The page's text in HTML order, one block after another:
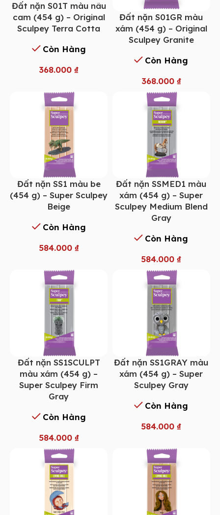
Đất nặn S01T màu nâu
cam (454 g) – Original
Sculpey Terra Cotta
Còn Hàng
368.000 ₫
Đất nặn S01GR màu
xám (454 g) – Original
Sculpey Granite
Còn Hàng
368.000 ₫
Đất nặn SS1 màu be
(454 g) – Super Sculpey
Beige
Còn Hàng
584.000 ₫
Đất nặn SSMED1 màu
xám (454 g) – Super
Sculpey Medium Blend
Gray
Còn Hàng
584.000₫
Đất nặn SS1SCULPT
màu xám (454 g) –
Super Sculpey Firm
Gray
Còn Hàng
584.000 ₫
Đất nặn SS1GRAY màu
xám (454 g) – Super
Sculpey Gray
Còn Hàng
584.000₫